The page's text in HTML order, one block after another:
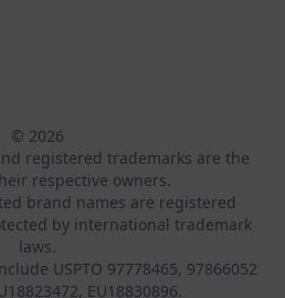
© 2026
registered trademarks are the
respective owners.
brand names are registered
by international trademark
laws.
USPTO 97778465, 97866052
EU18830896.